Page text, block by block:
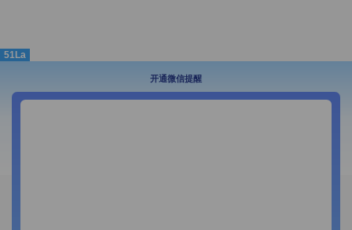
51La
开通微信提醒